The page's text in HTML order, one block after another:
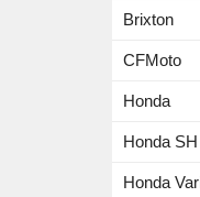
Brixton
CFMoto
Honda
Honda
Honda